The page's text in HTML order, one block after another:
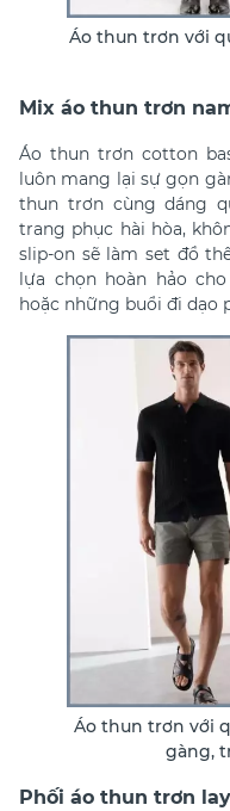
Áo thun trơn với
Mix áo thun trơn
Áo thun trơn cotton
luôn mang lại sự gọn
thun trơn cùng dáng
trang phục hài hòa,
slip-on sẽ làm set đồ
lựa chọn hoàn hảo
hoặc những buổi đi dạo
Áo thun trơn với
gàng,
Phối áo thun trơn